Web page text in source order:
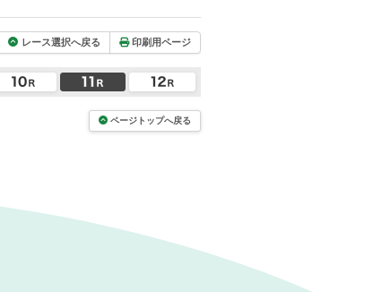
レース選択へ戻る 印刷用ページ
ページトップへ戻る